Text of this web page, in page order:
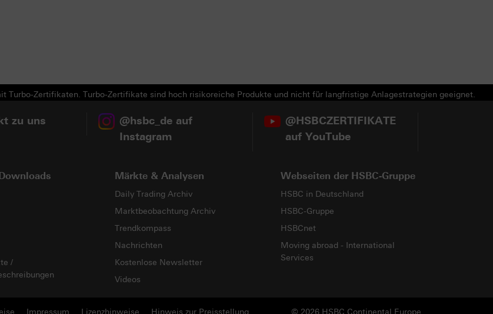
Turbo-Zertifikaten. Turbo-Zertifikate sind hoch risikoreiche Produkte und nicht für langfristige Anlagestrategien geeignet.
zu uns
@hsbc_de auf
Instagram
@HSBCZERTIFIKATE
auf YouTube
/
Märkte & Analysen
Daily Trading Archiv
Marktbeobachtung Archiv
Trendkompass
Nachrichten
Kostenlose Newsletter
Videos
Webseiten der HSBC-Gruppe
HSBC in Deutschland
HSBC-Gruppe
HSBCnet
Moving abroad - International
Services
Impressum Lizenzhinweise © 2026 HSBC Continental Europe
Hinweis zur Preisstellung